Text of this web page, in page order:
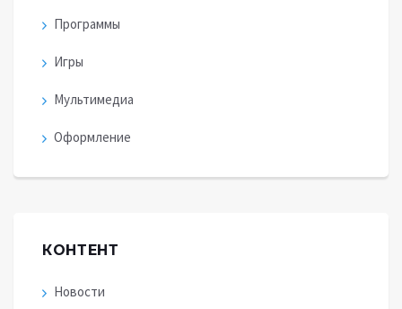
Программы
Игры
Мультимедиа
Оформление
КОНТЕНТ
Новости